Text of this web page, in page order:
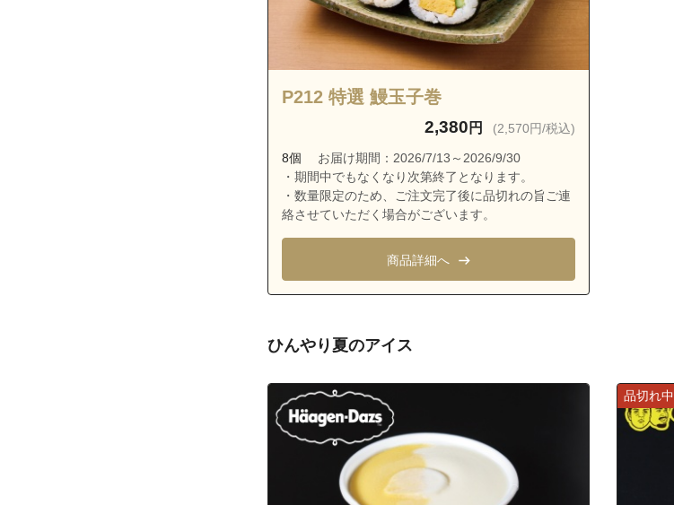
沖縄県宜野湾市喜友名１丁目
沖縄県宜野湾市喜友名２丁目
沖縄県宜野湾市佐真下
沖縄県宜野湾市志真志１丁目
沖縄県宜野湾市志真志２丁目
沖縄県宜野湾市志真志３丁目
沖縄県宜野湾市志真志４丁目
沖縄県宜野湾市長田
沖縄県宜野湾市長田１丁目
沖縄県宜野湾市長田２丁目
沖縄県宜野湾市長田３丁目
沖縄県宜野湾市中原
沖縄県宜野湾市野嵩
沖縄県宜野湾市野嵩１丁目
沖縄県宜野湾市野嵩２丁目
沖縄県宜野湾市野嵩３丁目
沖縄県宜野湾市野嵩４丁目
P212 特選 鰻玉子巻
2,380 円 (2,570円/税込)
8個
お届け期間：2026/7/13～2026/9/30
・期間中でもなくなり次第終了となります。
・数量限定のため、ご注文完了後に品切れの旨ご連
絡させていただく場合がございます。
商品詳細へ
ひんやり夏のアイス
品切れ中